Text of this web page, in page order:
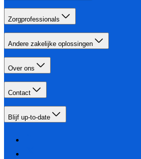
Zorgprofessionals
Andere zakelijke oplossingen
Over ons
Contact
Blijf up-to-date